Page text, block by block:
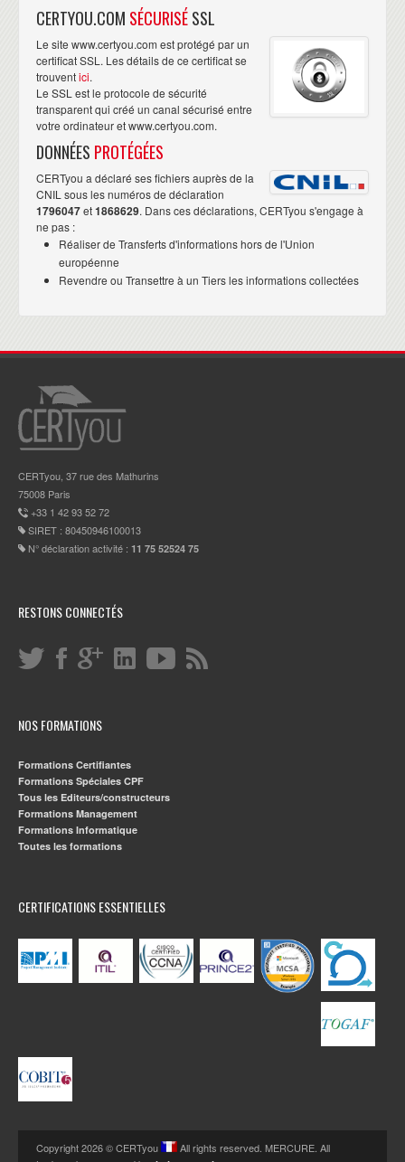
CERTYOU.COM SÉCURISÉSSL
Le site www.certyou.com est protégé par un
certificat SSL. Les détails de ce certificat se
trouventici.
Le SSL est le protocole de sécurité
transparent qui créé un canal sécurisé entre
votre ordinateur et www.certyou.com.
DONNÉES PROTÉGÉES
CERTyou a déclaré ses fichiers auprès de la
CNIL sous les numéros de déclaration
1796047et1868629. Dans ces déclarations, CERTyou s'engage à
ne pas :
Réaliser de Transferts d'informations hors de l'Union
européenne
Revendre ou Transettre à un Tiers les informations collectées
CERTyou, 37 rue des Mathurins
75008 Paris
+33 1 42 93 52 72
SIRET : 80450946100013
N° déclaration activité : 11 75 52524 75
RESTONS CONNECTÉS
NOS FORMATIONS
Formations Certifiantes
Formations Spéciales CPF
Tous les Editeurs/constructeurs
Formations Management
Formations Informatique
Toutes les formations
CERTIFICATIONS ESSENTIELLES
Copyright 2026 © CERTyou
All rights reserved. MERCURE. All